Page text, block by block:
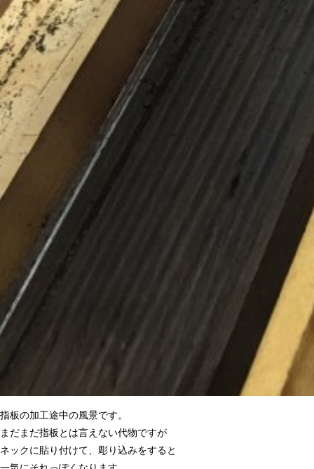
指板の加工途中の風景です。
まだまだ指板とは言えない代物ですが
ネックに貼り付けて、彫り込みをすると